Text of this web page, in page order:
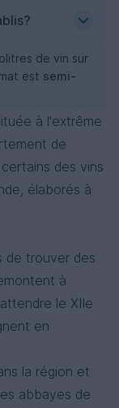
de vin sur
est semi-
à l'extrême
de
des vins
élaborés à
de trouver des
à
le XIIe
en
la région et
abbayes de